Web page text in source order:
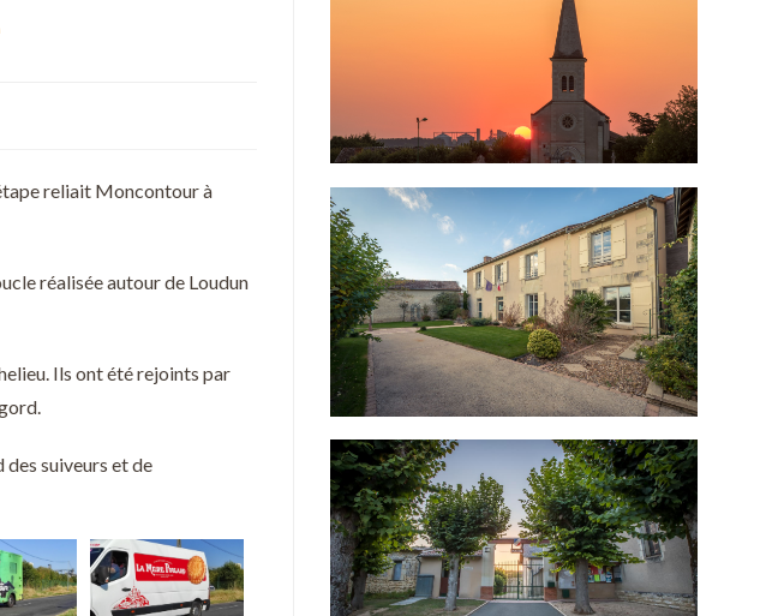
reliait Moncontour à
réalisée autour de Loudun
Ils ont été rejoints par
des suiveurs et de